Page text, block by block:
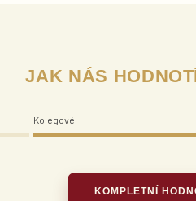
JAK NÁS
Kolegové
KOMPLETNÍ